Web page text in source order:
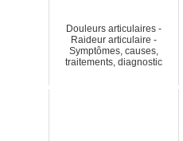
Douleurs articulaires -
Raideur articulaire -
Symptômes, causes,
traitements, diagnostic